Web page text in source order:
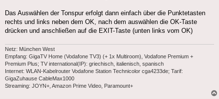
Das Auswählen der Tonspur erfolgt dann einfach über die Punktetasten
rechts und links neben dem OK, nach dem auswählen die OK-Taste
drücken und anschließen auf die EXIT-Taste (unten links vom OK)
Netz: München West
Empfang: GigaTV Home (Vodafone TV3) (+ 1x Multiroom), Vodafone Premium +
Premium Plus; TV international(IP): griechisch, italienisch, spanisch
Internet: WLAN-Kabelrouter Vodafone Station Technicolor cga4233de; Tarif:
GigaZuhause CableMax1000
Streaming: JOYN+, Amazon Prime Video, Paramount+